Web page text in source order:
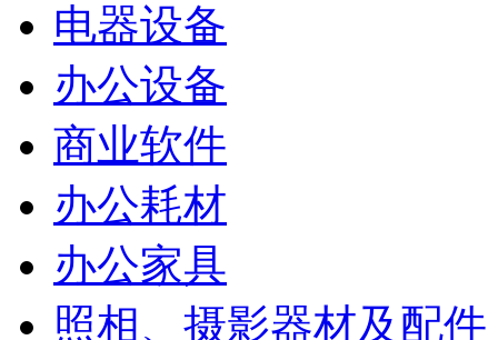
电器设备
办公设备
商业软件
办公耗材
办公家具
照相、摄影器材及配件